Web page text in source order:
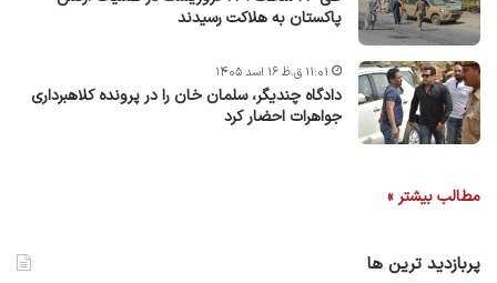
پاکستان به هلاکت رسیدند
دادگاه چندیگر، سلمان خان را در پرونده کلاهبرداری
جواهرات احضار کرد
۱۱:۰۱ ق.ظ ۱۶ اسد ۱۴۰۵
مطالب بیشتر »
پربازدید ترین ها